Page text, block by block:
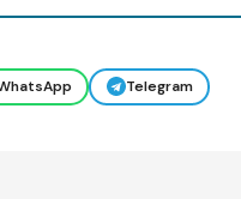
Telegram